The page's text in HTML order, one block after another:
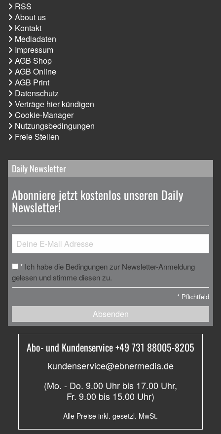
RSS
About us
Kontakt
Mediadaten
Impressum
AGB Shop
AGB Online
AGB Print
Datenschutz
Verträge hier kündigen
Cookie-Manager
Nutzungsbedingungen
Freie Stellen
Daily Newsletter
Abonniere jetzt kostenlos unseren Daily
Newsletter!
* Ich habe die Bedingungen zur Newsletter-Anmeldung
gelesen und stimme diesen zu.
* Pflichtfeld
Absenden
Abo- und Kundenservice +49 731 88005-8205
kundenservice@ebnermedia.de
(Mo. - Do. 9.00 Uhr bis 17.00 Uhr,
Fr. 9.00 bis 15.00 Uhr)
Alle Preise inkl. gesetzl. MwSt.